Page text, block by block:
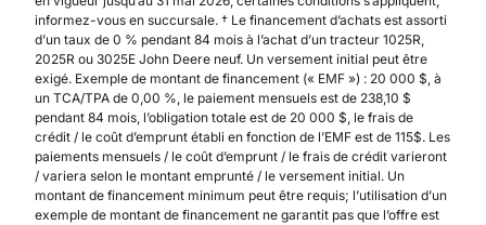
informez-vous en succursale. † Le financement d’achats est assorti
d’un taux de 0 % pendant 84 mois à l’achat d’un tracteur 1025R,
2025R ou 3025E John Deere neuf. Un versement initial peut être
exigé. Exemple de montant de financement (« EMF ») : 20 000 $, à
un TCA/TPA de 0,00 %, le paiement mensuels est de 238,10 $
pendant 84 mois, l’obligation totale est de 20 000 $, le frais de
crédit / le coût d’emprunt établi en fonction de l’EMF est de 115$. Les
paiements mensuels / le coût d’emprunt / le frais de crédit varieront
/ variera selon le montant emprunté / le versement initial. Un
montant de financement minimum peut être requis; l’utilisation d’un
exemple de montant de financement ne garantit pas que l’offre est